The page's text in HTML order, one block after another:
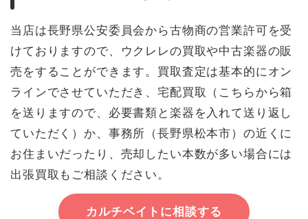
当店は長野県公安委員会から古物商の営業許可を受
けておりますので、ウクレレの買取や中古楽器の販
売をすることができます。買取査定は基本的にオン
ラインでさせていただき、宅配買取（こちらから箱
を送りますので、必要書類と楽器を入れて送り返し
ていただく）か、事務所（長野県松本市）の近くに
お住まいだったり、売却したい本数が多い場合には
出張買取もご相談ください。
カルチベイトに相談する